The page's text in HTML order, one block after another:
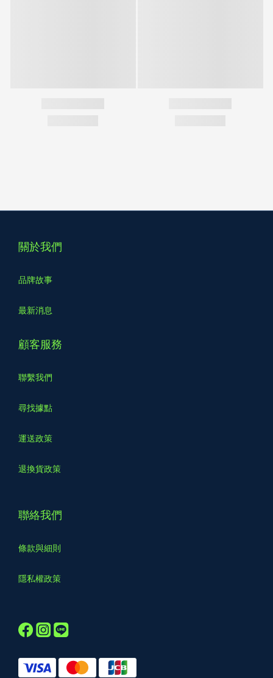
關於我們
品牌故事
最新消息
顧客服務
聯繫我們
尋找據點
運送政策
退換貨政策
聯絡我們
條款與細則
隱私權政策